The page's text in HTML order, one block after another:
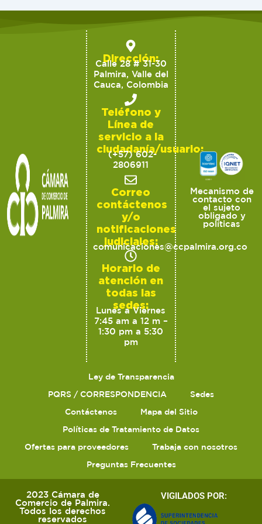
Dirección:
Calle 28 # 31-30
Palmira, Valle del
Cauca, Colombia
Teléfono y
Línea de
servicio a la
ciudadanía/usuario:
(+57) 602-
2806911
Correo
contáctenos
y/o
notificaciones
judiciales:
comunicaciones@ccpalmira.org.co
Horario de
atención en
todas las
sedes:
Lunes a Viernes
7:45 am a 12 m –
1:30 pm a 5:30
pm
Mecanismo de
contacto con
el sujeto
obligado y
políticas
Ley de Transparencia
PQRS / CORRESPONDENCIA
Sedes
Contáctenos
Mapa del Sitio
Políticas de Tratamiento de Datos
Ofertas para proveedores
Trabaja con nosotros
Preguntas Frecuentes
2023 Cámara de
Comercio de Palmira.
Todos los derechos
reservados
VIGILADOS POR: